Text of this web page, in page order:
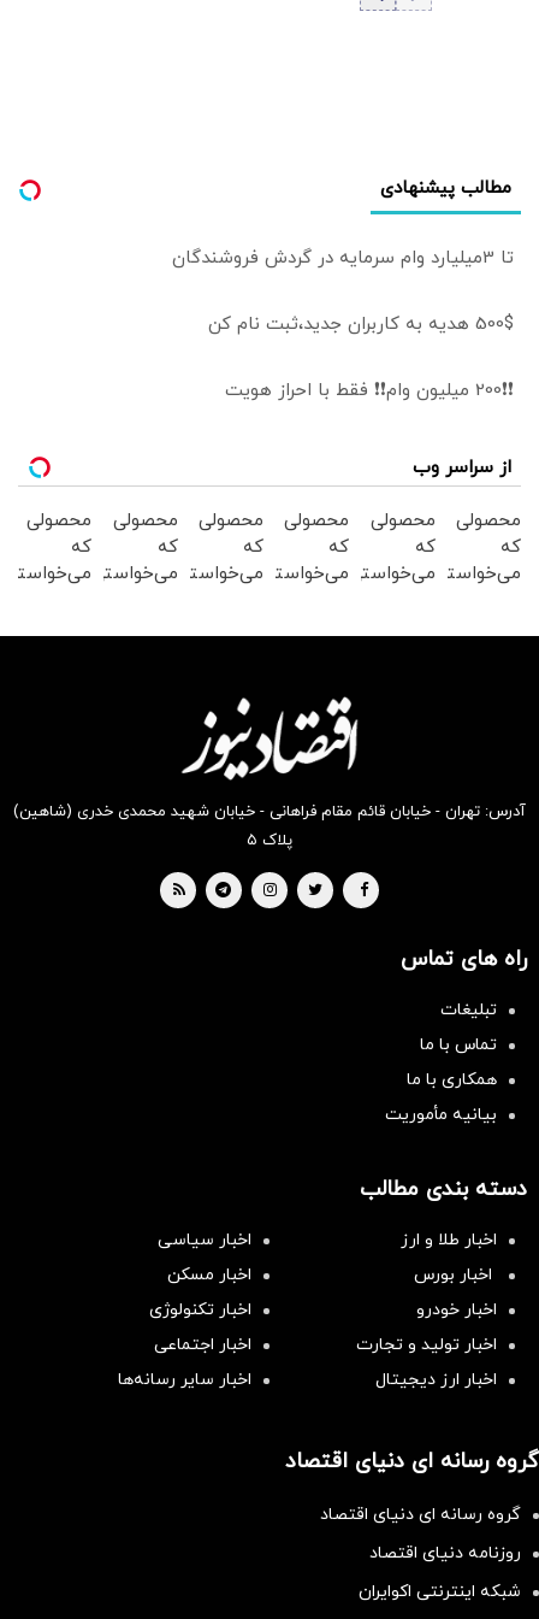
اهداف آمریکا
مطالب پیشنهادی
تا 3میلیارد وام سرمایه در گردش فروشندگان
500$ هدیه به کاربران جدید،ثبت نام کن
❗❗200 میلیون وام❗❗ فقط با احراز هویت
از سراسر وب
محصولی
که
می‌خواستی
محصولی
که
می‌خواستی
محصولی
که
می‌خواستی
بخر !
محصولی
که
می‌خواستی
بخر !
محصولی
که
می‌خواستی
محصولی
که
می‌خواستی
آدرس: تهران - خیابان قائم مقام فراهانی - خیابان شهید محمدی خدری (شاهین)
پلاک ۵
راه های تماس
تبلیغات
تماس با ما
همکاری با ما
بیانیه مأموریت
دسته بندی مطالب
اخبار طلا و ارز
اخبار سیاسی
اخبار بورس
اخبار مسکن
اخبار خودرو
اخبار تکنولوژی
اخبار تولید و تجارت
اخبار اجتماعی
اخبار ارز دیجیتال
اخبار سایر رسانه‌‌ها
گروه رسانه ای دنیای اقتصاد
گروه رسانه ای دنیای اقتصاد
روزنامه دنیای اقتصاد
شبکه اینترنتی اکوایران